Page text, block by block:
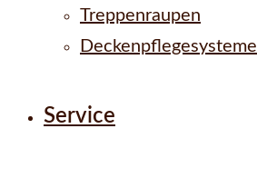
Treppenraupen
Deckenpflegesysteme
Service